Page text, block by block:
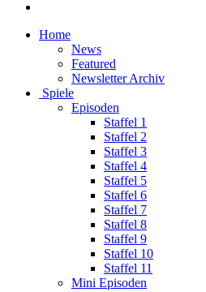
Home
News
Featured
Newsletter Archiv
Spiele
Episoden
Staffel 1
Staffel 2
Staffel 3
Staffel 4
Staffel 5
Staffel 6
Staffel 7
Staffel 8
Staffel 9
Staffel 10
Staffel 11
Mini Episoden